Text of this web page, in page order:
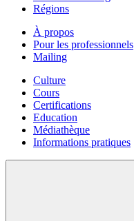
Régions
À propos
Pour les professionnels
Mailing
Culture
Cours
Certifications
Education
Médiathèque
Informations pratiques